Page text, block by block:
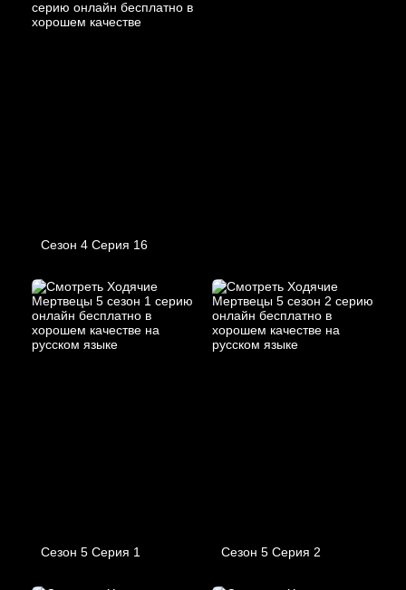
Сезон 4 Серия 16
Сезон 5 Серия 1 Сезон 5 Серия 2